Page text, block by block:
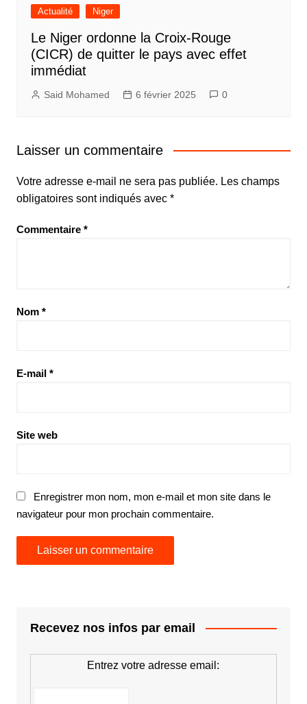
Actualité Niger
Le Niger ordonne la Croix-Rouge
(CICR) de quitter le pays avec effet
immédiat
Said Mohamed 6 février 2025 0
Laisser un commentaire
Votre adresse e-mail ne sera pas publiée. Les champs
obligatoires sont indiqués avec *
Commentaire *
Nom *
E-mail *
Site web
Enregistrer mon nom, mon e-mail et mon site dans le
navigateur pour mon prochain commentaire.
Recevez nos infos par email
Entrez votre adresse email: